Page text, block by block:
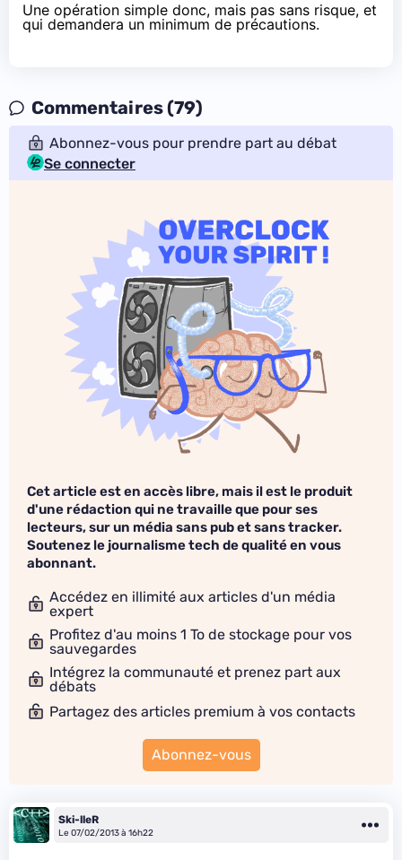
Une opération simple donc, mais pas sans risque, et
qui demandera un minimum de précautions.
Commentaires (79)
Abonnez-vous pour prendre part au débat
Se connecter
Cet article est en accès libre, mais il est le produit
d'une rédaction qui ne travaille que pour ses
lecteurs, sur un média sans pub et sans tracker.
Soutenez le journalisme tech de qualité en vous
abonnant.
Accédez en illimité aux articles d'un média
expert
Profitez d'au moins 1 To de stockage pour vos
sauvegardes
Intégrez la communauté et prenez part aux
débats
Partagez des articles premium à vos contacts
Abonnez-vous
Ski-lleR
Le 07/02/2013 à 16h22